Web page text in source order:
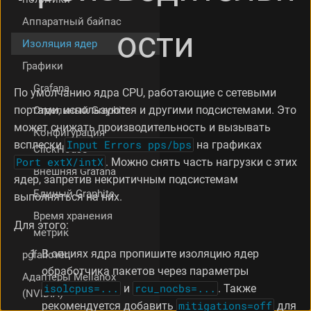
е
т
е
ости
По умолчанию ядра CPU, работающие с сетевыми
портами, используются и другими подсистемами. Это
может снижать производительность и вызывать
всплески Input Errors pps/bps на графиках
Port extX/intX . Можно снять часть нагрузки с этих
ядер, запретив некритичным подсистемам
выполняться на них.
Для этого:
В опциях ядра пропишите изоляцию ядер
обработчика пакетов через параметры
isolcpus=... и rcu_nocbs=... . Также
рекомендуется добавить mitigations=off для
Аппаратный байпас
Изоляция ядер
Графики
Grafana
Отдельный Graphite
Конфигурация
ClickHouse
Внешняя Grafana
Единый Graphite
Время хранения
метрик
pgfailover
Адаптеры Mellanox
(NVIDIA)